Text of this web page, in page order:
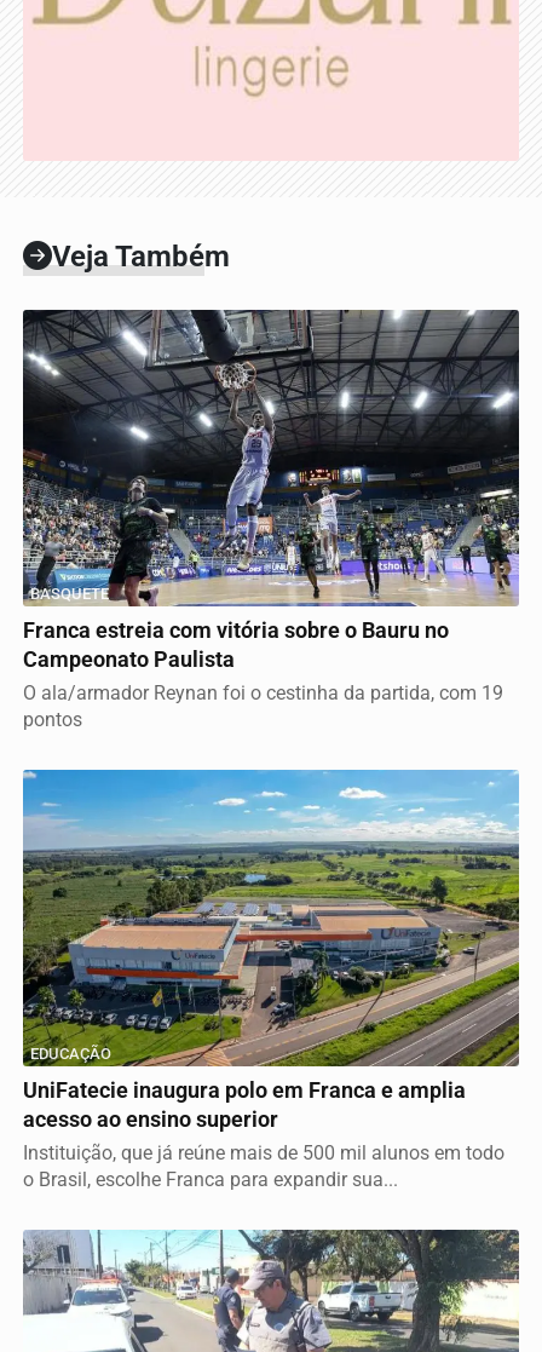
Veja Também
BASQUETE
Franca estreia com vitória sobre o Bauru no
Campeonato Paulista
O ala/armador Reynan foi o cestinha da partida, com 19
pontos
EDUCAÇÃO
UniFatecie inaugura polo em Franca e amplia
acesso ao ensino superior
Instituição, que já reúne mais de 500 mil alunos em todo
o Brasil, escolhe Franca para expandir sua...